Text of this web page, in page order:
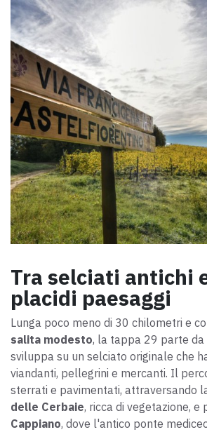
Tra selciati antichi
placidi paesaggi
Lunga poco meno di 30 chilometri e
salita modesto, la tappa 29 parte da
sviluppa su un selciato originale che
viandanti, pellegrini e mercanti. Il
sterrati e pavimentati, attraversando
delle Cerbaie, ricca di vegetazione, e
Cappiano, dove l'antico ponte